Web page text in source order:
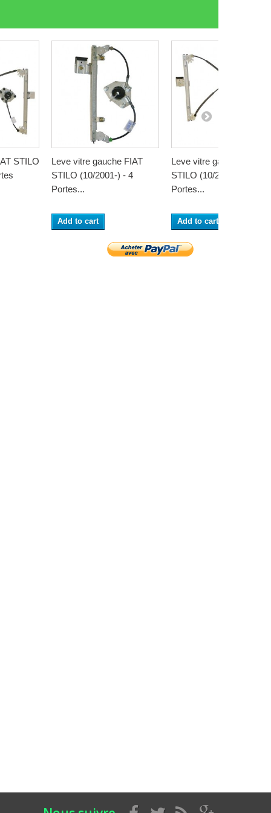
STILO
Leve vitre gauche FIAT
STILO (10/2001-) - 4
Portes...
Add to cart
Leve vitre gauche FIAT
STILO (10/2001-) - 2
Portes...
Add to cart